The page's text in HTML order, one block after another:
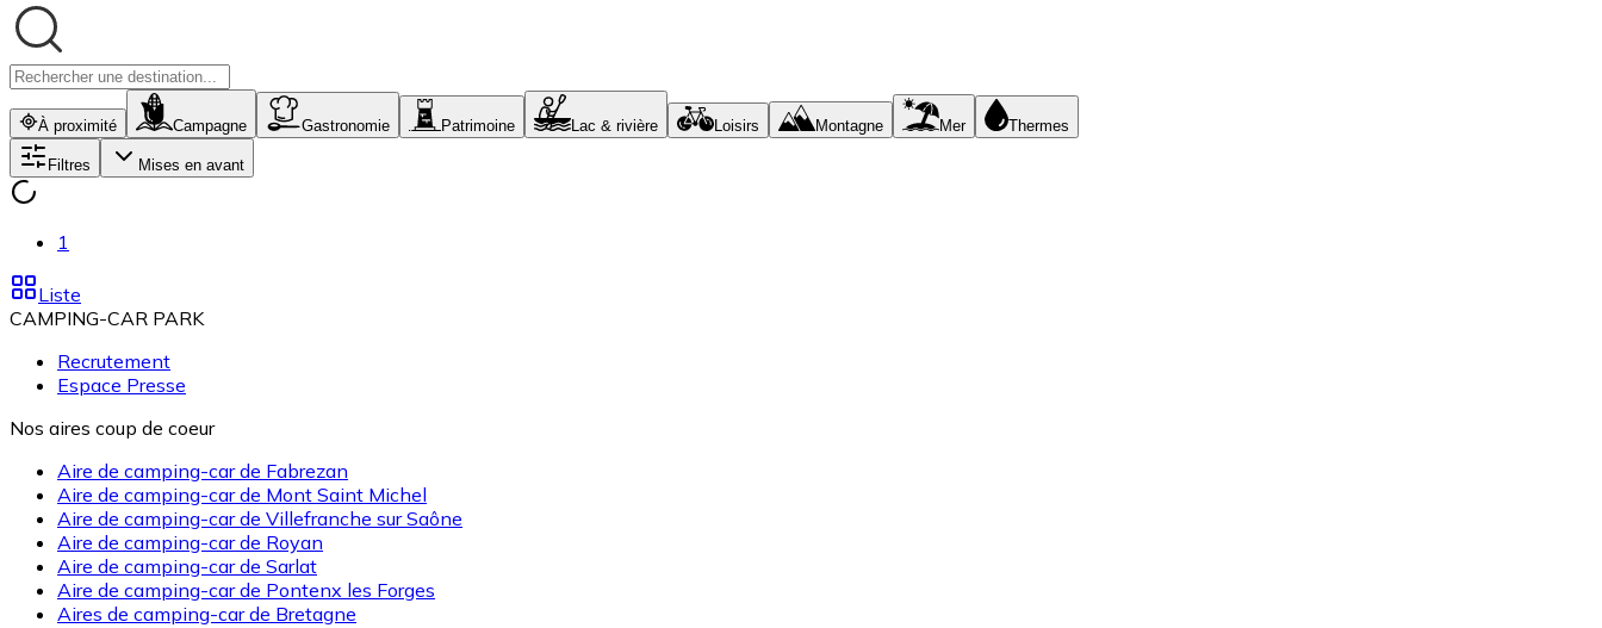
À proximité Campagne Gastronomie Patrimoine Lac & rivière Loisirs Montagne Mer Thermes
Filtres Mises en avant
1
Liste
CAMPING-CAR PARK
Recrutement
Espace Presse
Nos aires coup de coeur
Aire de camping-car de Fabrezan
Aire de camping-car de Mont Saint Michel
Aire de camping-car de Villefranche sur Saône
Aire de camping-car de Royan
Aire de camping-car de Sarlat
Aire de camping-car de Pontenx les Forges
Aires de camping-car de Bretagne